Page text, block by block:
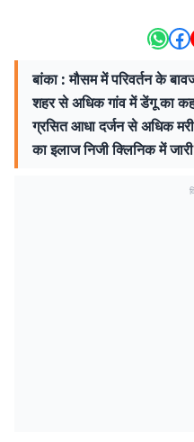
बांका : मौसम में परिवर्तन के
शहर से अधिक गांव में डेंगू का
ग्रसित आधा दर्जन से अधिक
का इलाज निजी क्लिनिक में